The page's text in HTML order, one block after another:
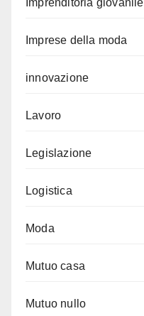
Imprese della moda
innovazione
Lavoro
Legislazione
Logistica
Moda
Mutuo casa
Mutuo nullo